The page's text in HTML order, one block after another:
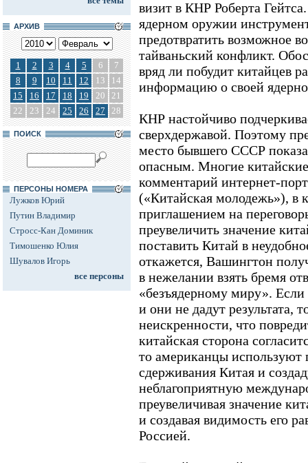
АРХИВ
1 2 3 4 5 6
7
8
9 10 11 12 13
14
15
16 17 18 19 20
21
22
23 24 25 26 27 28
ПОИСК
ПЕРСОНЫ НОМЕРА
Лужков Юрий
Путин Владимир
Стросс-Кан Доминик
Тимошенко Юлия
Шувалов Игорь
все персоны
визит в КНР Роберта
ядерном оружии
предотвратить возможное
тайваньский конфликт.
вряд ли побудит китайцев
информацию о своей
КНР настойчиво
сверхдержавой. Поэтому
место бывшего СССР
опасным. Многие
комментарий интернет-
(«Китайская молодежь»), в
приглашением на
преувеличить значение
поставить Китай в
откажется, Вашингтон
в нежелании взять бремя
«безъядерному миру».
и они не дадут результата,
неискренности, что
китайская сторона
то американцы используют
сдерживания Китая и
неблагоприятную
преувеличивая значение
и создавая видимость его
Россией.